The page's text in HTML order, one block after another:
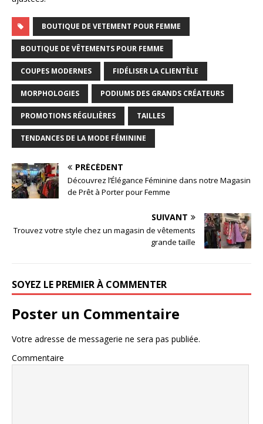
BOUTIQUE DE VETEMENT POUR FEMME
BOUTIQUE DE VÊTEMENTS POUR FEMME
COUPES MODERNES FIDÉLISER LA CLIENTÈLE
MORPHOLOGIES PODIUMS DES GRANDS CRÉATEURS
PROMOTIONS RÉGULIÈRES TAILLES
TENDANCES DE LA MODE FÉMININE
PRÉCÉDENT
Découvrez l’Élégance Féminine dans notre Magasin
de Prêt à Porter pour Femme
SUIVANT
Trouvez votre style chez un magasin de vêtements
grande taille
SOYEZ LE PREMIER À COMMENTER
Poster un Commentaire
Votre adresse de messagerie ne sera pas publiée.
Commentaire